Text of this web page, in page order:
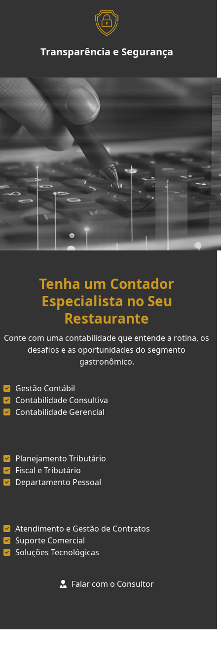
Transparência e Segurança
Tenha um Contador
Especialista no Seu
Restaurante
Conte com uma contabilidade que entende a rotina, os
desafios e as oportunidades do segmento
gastronômico.
Gestão Contábil
Contabilidade Consultiva
Contabilidade Gerencial
Planejamento Tributário
Fiscal e Tributário
Departamento Pessoal
Atendimento e Gestão de Contratos
Suporte Comercial
Soluções Tecnológicas
Falar com o Consultor